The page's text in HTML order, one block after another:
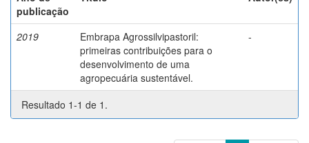
publicação
2019
Embrapa Agrossilvipastoril:
primeiras contribuições para o
desenvolvimento de uma
agropecuária sustentável.
-
Resultado 1-1 de 1.